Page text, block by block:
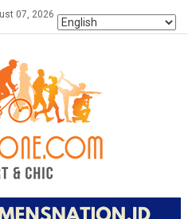
07, 2026